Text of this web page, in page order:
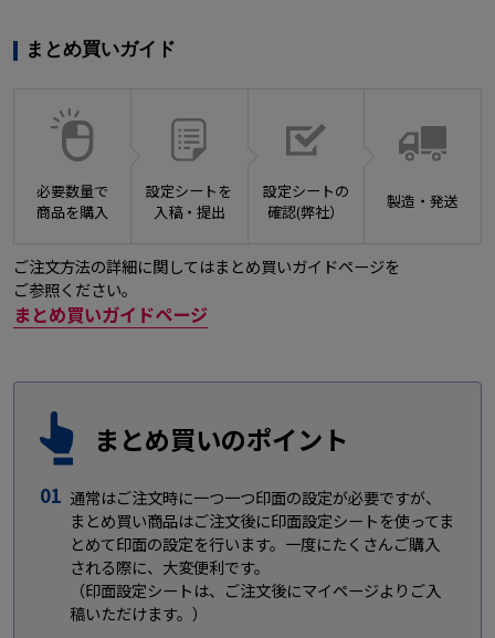
まとめ買いガイド
必要数量で
商品を購入
設定シートを
入稿・提出
設定シートの
確認(弊社）
製造・発送
ご注文方法の詳細に関してはまとめ買いガイドページを
ご参照ください。
まとめ買いガイドページ
まとめ買いのポイント
01 通常はご注文時に一つ一つ印面の設定が必要ですが、
まとめ買い商品はご注文後に印面設定シートを使ってま
とめて印面の設定を行います。一度にたくさんご購入
される際に、大変便利です。
（印面設定シートは、ご注文後にマイページよりご入
稿いただけます。）